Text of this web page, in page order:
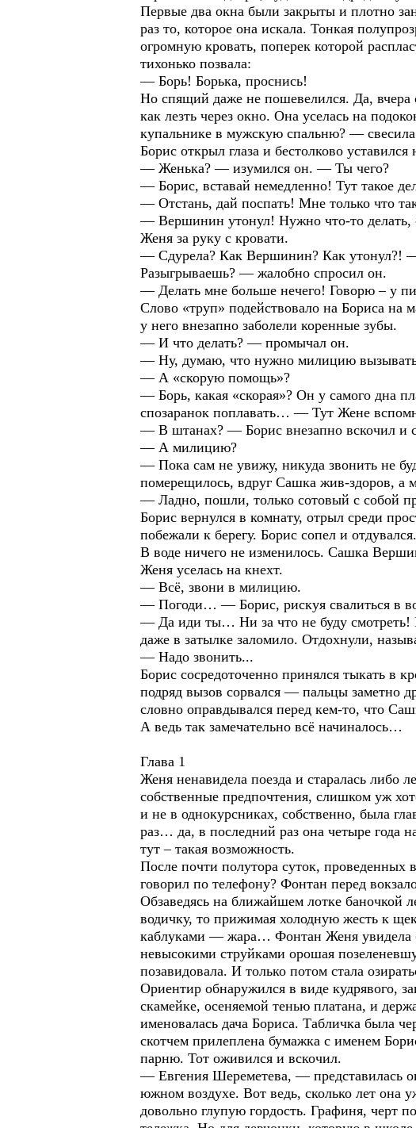
Первые два окна были закрыты и плотно
раз то, которое она искала. Тонкая
огромную кровать, поперек которой
тихонько позвала:
— Борь! Борька, проснись!
Но спящий даже не пошевелился. Да, вчера
как лезть через окно. Она уселась на
купальнике в мужскую спальню? —
Борис открыл глаза и бестолково
— Женька? — изумился он. — Ты чего?
— Борис, вставай немедленно! Тут такое
— Отстань, дай поспать! Мне только что
— Вершинин утонул! Нужно что-то делать,
Женя за руку с кровати.
— Сдурела? Как Вершинин? Как утонул?!
Разыгрываешь? — жалобно спросил он.
— Делать мне больше нечего! Говорю – у
Слово «труп» подействовало на Бориса
у него внезапно заболели коренные зубы.
— И что делать? — промычал он.
— Ну, думаю, что нужно милицию
— А «скорую помощь»?
— Борь, какая «скорая»? Он у самого дна
спозаранок поплавать… — Тут Жене
— В штанах? — Борис внезапно вскочил и
— А милицию?
— Пока сам не увижу, никуда звонить не
померещилось, вдруг Сашка жив-здоров, а
— Ладно, пошли, только сотовый с собой
Борис вернулся в комнату, отрыл среди
побежали к берегу. Борис сопел и отдувался.
В воде ничего не изменилось. Сашка
Женя уселась на кнехт.
— Всё, звони в милицию.
— Погоди… — Борис, рискуя свалиться в
— Да иди ты… Ни за что не буду смотреть!
даже в затылке заломило. Отдохнули,
— Надо звонить...
Борис сосредоточенно принялся тыкать в
подряд вызов сорвался — пальцы заметно
словно оправдывался перед кем-то, что
А ведь так замечательно всё начиналось…
Глава 1
Женя ненавидела поезда и старалась либо
собственные предпочтения, слишком уж
и не в однокурсниках, собственно, была
раз… да, в последний раз она четыре года
тут – такая возможность.
После почти полутора суток,
говорил по телефону? Фонтан перед
Обзаведясь на ближайшем лотке
водичку, то прижимая холодную жесть к
каблуками — жара… Фонтан Женя увидела
невысокими струйками орошая
позавидовала. И только потом стала
Ориентир обнаружился в виде кудрявого,
скамейке, осеняемой тенью платана, и
именовалась дача Бориса. Табличка была
скотчем прилеплена бумажка с именем
парню. Тот оживился и вскочил.
— Евгения Шереметева, — представилась
южном воздухе. Вот ведь, сколько лет она
довольно глупую гордость. Графиня, черт